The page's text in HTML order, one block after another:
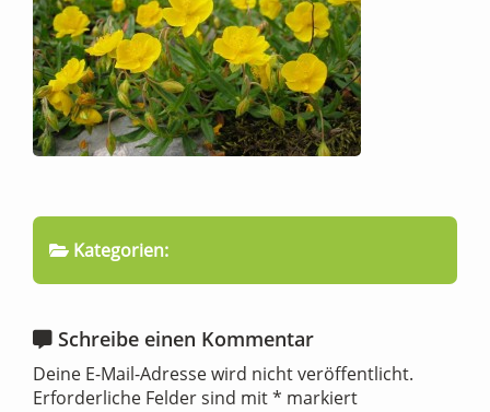
Kategorien:
Schreibe einen Kommentar
Deine E-Mail-Adresse wird nicht veröffentlicht.
Erforderliche Felder sind mit* markiert